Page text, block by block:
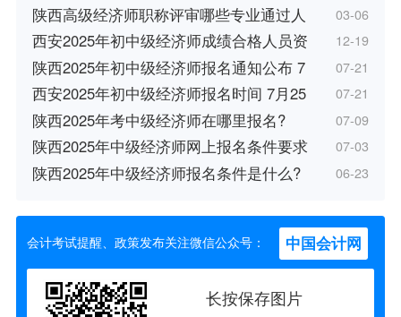
陕西高级经济师职称评审哪些专业通过人 03-06
西安2025年初中级经济师成绩合格人员资 12-19
陕西2025年初中级经济师报名通知公布 7 07-21
西安2025年初中级经济师报名时间 7月25 07-21
陕西2025年考中级经济师在哪里报名? 07-09
陕西2025年中级经济师网上报名条件要求 07-03
陕西2025年中级经济师报名条件是什么? 06-23
会计考试提醒、政策发布关注微信公众号： 中国会计网
长按保存图片